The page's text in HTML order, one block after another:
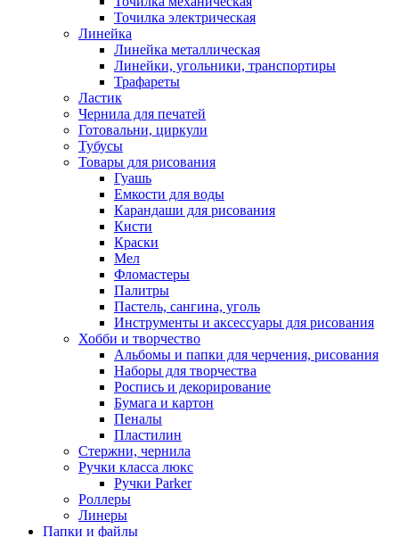
Точилка электрическая
Линейка
Линейка металлическая
Линейки, угольники, транспортиры
Трафареты
Ластик
Чернила для печатей
Готовальни, циркули
Тубусы
Товары для рисования
Гуашь
Емкости для воды
Карандаши для рисования
Кисти
Краски
Мел
Фломастеры
Палитры
Пастель, сангина, уголь
Инструменты и аксессуары для рисования
Хобби и творчество
Альбомы и папки для черчения, рисования
Наборы для творчества
Роспись и декорирование
Бумага и картон
Пеналы
Пластилин
Стержни, чернила
Ручки класса люкс
Ручки Parker
Роллеры
Линеры
Папки и файлы